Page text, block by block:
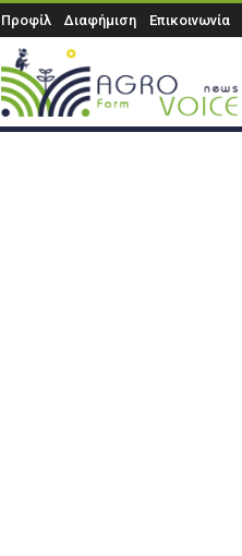
Προφίλ Διαφήμιση Επικοινωνία